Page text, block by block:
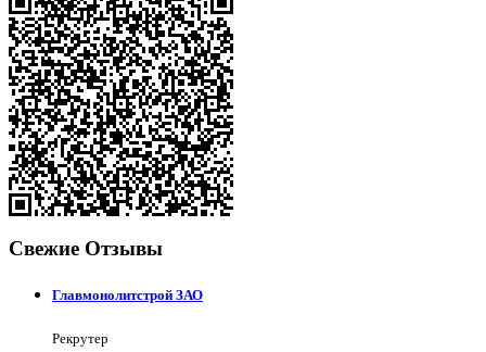
Свежие Отзывы
Главмонолитстрой ЗАО
Рекрутер